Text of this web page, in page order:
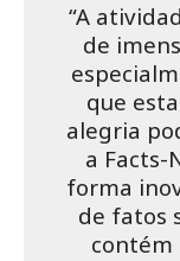
“A
de
que
alegria
a Facts-
forma
de fatos
contém